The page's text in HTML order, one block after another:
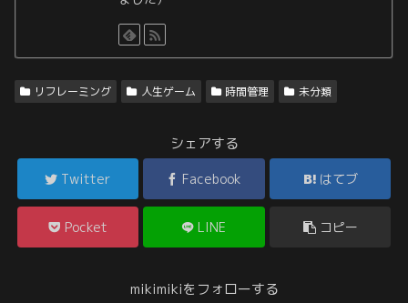
リフレーミング 人生ゲーム 時間管理 未分類
シェアする
Twitter Facebook はてブ
Pocket LINE コピー
mikimikiをフォローする